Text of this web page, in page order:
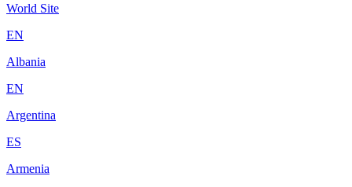
World Site
EN
Albania
EN
Argentina
ES
Armenia